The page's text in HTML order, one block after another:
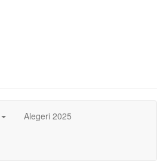
Alegeri 2025